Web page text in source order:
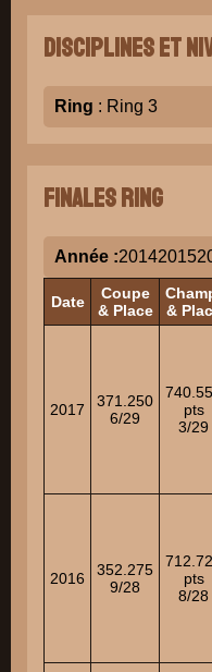
Disciplines et
Ring : Ring 3
Finales Ring
Année :20142015
Date
Coupe
& Place
&
2017
371.250
6/29
pts
3/29
2016
352.275
9/28
pts
8/28